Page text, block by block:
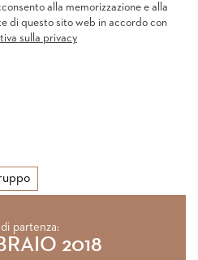
alla memorizzazione e alla
di questo sito web in accordo con
sulla privacy
partenza:
2018